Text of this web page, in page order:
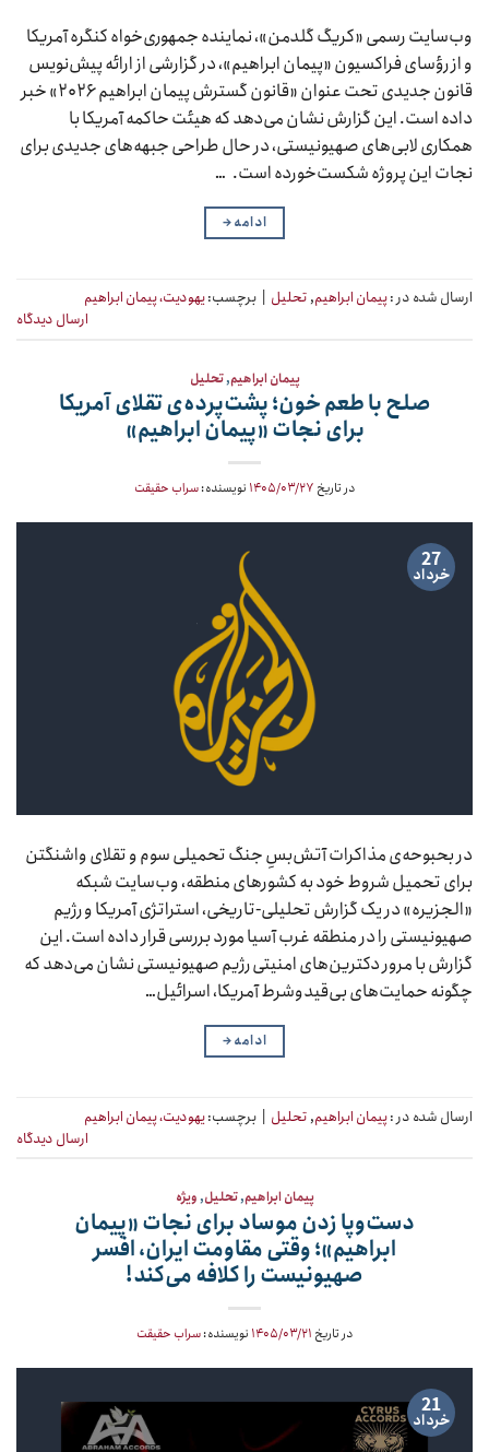
وب‌سایت رسمی «کریگ گلدمن»، نماینده جمهوری‌خواه کنگره آمریکا
و از رؤسای فراکسیون «پیمان ابراهیم»، در گزارشی از ارائه پیش‌نویس
قانون جدیدی تحت عنوان «قانون گسترش پیمان ابراهیم ۲۰۲۶» خبر
داده است. این گزارش نشان می‌دهد که هیئت حاکمه آمریکا با
همکاری لابی‌های صهیونیستی، در حال طراحی جبهه‌های جدیدی برای
نجات این پروژه شکست‌خورده است. …
ادامه→
ارسال شده در :پیمان ابراهیم,تحلیل برچسب:یهودیت، پیمان ابراهیم
ارسال دیدگاه
پیمان ابراهیم,تحلیل
صلح با طعم خون؛ پشت‌پرده‌ی تقلای آمریکا
برای نجات «پیمان ابراهیم»
در تاریخ ۱۴۰۵/۰۳/۲۷ نویسنده:سراب حقیقت
27
خرداد
در بحبوحه‌ی مذاکرات آتش‌بسِ جنگ تحمیلی سوم و تقلای واشنگتن
برای تحمیل شروط خود به کشورهای منطقه، وب‌سایت شبکه
«الجزیره» در یک گزارش تحلیلی-تاریخی، استراتژی آمریکا و رژیم
صهیونیستی را در منطقه غرب آسیا مورد بررسی قرار داده است. این
گزارش با مرور دکترین‌های امنیتی رژیم صهیونیستی نشان می‌دهد که
چگونه حمایت‌های بی‌قیدوشرط آمریکا، اسرائیل…
ادامه→
ارسال شده در :پیمان ابراهیم, تحلیل | برچسب:یهودیت، پیمان ابراهیم
ارسال دیدگاه
پیمان ابراهیم,تحلیل,ویژه
دست‌وپا زدن موساد برای نجات «پیمان
ابراهیم»؛ وقتی مقاومت ایران، افسر
صهیونیست را کلافه می‌کند!
در تاریخ ۱۴۰۵/۰۳/۲۱ نویسنده:سراب حقیقت
21
خرداد